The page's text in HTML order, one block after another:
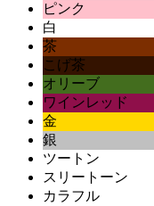
ピンク
白
茶
こげ茶
オリーブ
ワインレッド
金
銀
ツートン
スリートーン
カラフル